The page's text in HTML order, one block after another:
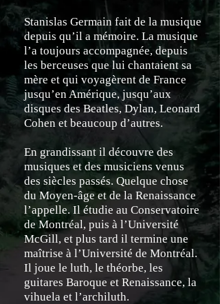
Stanislas Germain fait de la musique
depuis qu’il a mémoire. La musique
l’a toujours accompagnée, depuis
les berceuses que lui chantaient sa
mère et qui voyagèrent de France
jusqu’en Amérique, jusqu’aux
disques des Beatles, Dylan, Leonard
Cohen et beaucoup d’autres.
En grandissant il découvre des
musiques et des musiciens venus
des siècles passés. Quelque chose
du Moyen-âge et de la Renaissance
l’appelle. Il étudie au Conservatoire
de Montréal, puis à l’Université
McGill, et plus tard il termine une
maîtrise à l’Université de Montréal.
Il joue le luth, le théorbe, les
guitares Baroque et Renaissance, la
vihuela et l’archiluth.